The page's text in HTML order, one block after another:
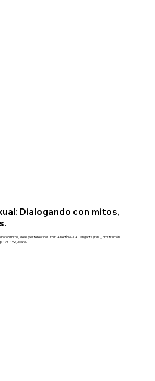
Dialogando con mitos,
con mitos, ideas y estereotipos. En P. Albertín & J. A. Langarita (Eds.), Prostitución,
173–192). Icaria.